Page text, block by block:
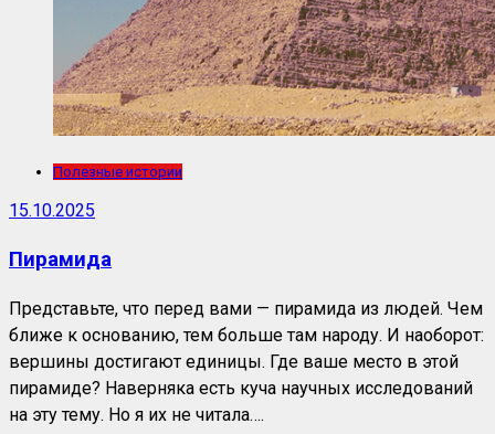
Полезные истории
15.10.2025
Пирамида
Представьте, что перед вами — пирамида из людей. Чем
ближе к основанию, тем больше там народу. И наоборот:
вершины достигают единицы. Где ваше место в этой
пирамиде? Наверняка есть куча научных исследований
на эту тему. Но я их не читала….